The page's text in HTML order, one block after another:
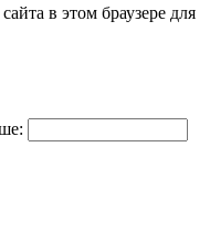
в этом браузере для